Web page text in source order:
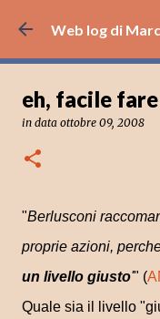
Passa
Web log di
eh, facile
in data ottobre 09, 2008
"Berlusconi
proprie azioni,
un livello giusto'" (
Quale sia il livello